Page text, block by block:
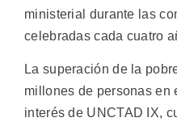
ministerial durante las
celebradas cada cuatro
La superación de la
millones de personas en
interés de UNCTAD IX,